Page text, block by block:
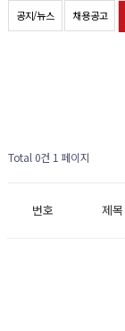
공지/뉴스 채용공고
Total 0건 1 페이지
번호 제목